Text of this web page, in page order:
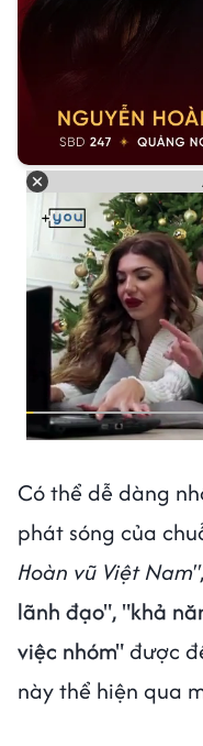
Có thể dễ dàng
phát sóng của
Hoàn vũ Việt Nam"
lãnh đạo", "khả
việc nhóm"được
này thể hiện qua